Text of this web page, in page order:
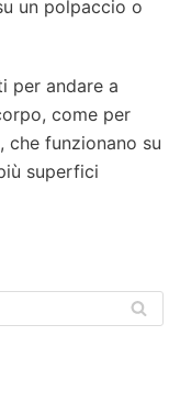
un polpaccio o
per andare a
come per
che funzionano su
superfici